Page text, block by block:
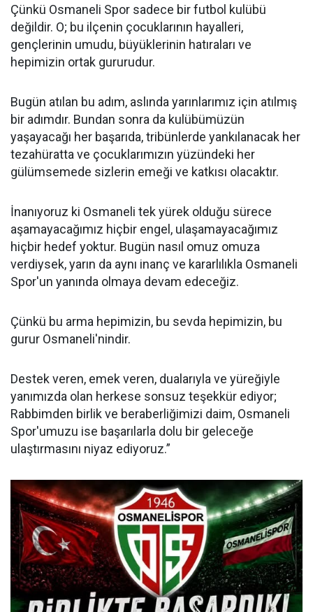
Çünkü Osmaneli Spor sadece bir futbol kulübü
değildir. O; bu ilçenin çocuklarının hayalleri,
gençlerinin umudu, büyüklerinin hatıraları ve
hepimizin ortak gururudur.
Bugün atılan bu adım, aslında yarınlarımız için atılmış
bir adımdır. Bundan sonra da kulübümüzün
yaşayacağı her başarıda, tribünlerde yankılanacak her
tezahüratta ve çocuklarımızın yüzündeki her
gülümsemede sizlerin emeği ve katkısı olacaktır.
İnanıyoruz ki Osmaneli tek yürek olduğu sürece
aşamayacağımız hiçbir engel, ulaşamayacağımız
hiçbir hedef yoktur. Bugün nasıl omuz omuza
verdiysek, yarın da aynı inanç ve kararlılıkla Osmaneli
Spor'un yanında olmaya devam edeceğiz.
Çünkü bu arma hepimizin, bu sevda hepimizin, bu
gurur Osmaneli'nindir.
Destek veren, emek veren, dualarıyla ve yüreğiyle
yanımızda olan herkese sonsuz teşekkür ediyor;
Rabbimden birlik ve beraberliğimizi daim, Osmaneli
Spor'umuzu ise başarılarla dolu bir geleceğe
ulaştırmasını niyaz ediyoruz.”